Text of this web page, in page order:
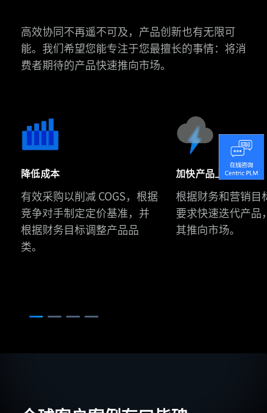
高效协同不再遥不可及，产品创新也有无限可
能。我们希望您能专注于您最擅长的事情：将消
费者期待的产品快速推向市场。
降低成本
有效采购以削减 COGS，根据
竞争对手制定定价基准，并
根据财务目标调整产品品
类。
加快产品上市时间
根据财务和营销目
要求快速迭代产品
其推向市场。
Urban
Revivo
活
凯
奇
中
携
手
Centric
研